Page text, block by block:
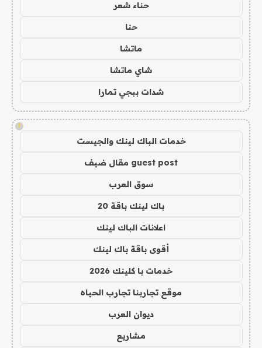
حناء شعر
حنا
ماتشا
شاي ماتشا
شدات ببجي تمارا
!
خدمات الباك لينك والجيست
guest post مقال ضيف
سوق العرب
باك لينك باقة 20
اعلانات الباك لينك
أقوى باقة باك لينك
خدمات با كلينك 2026
موقع تجاربنا تجارب الحياه
ديوان العرب
مشاريع